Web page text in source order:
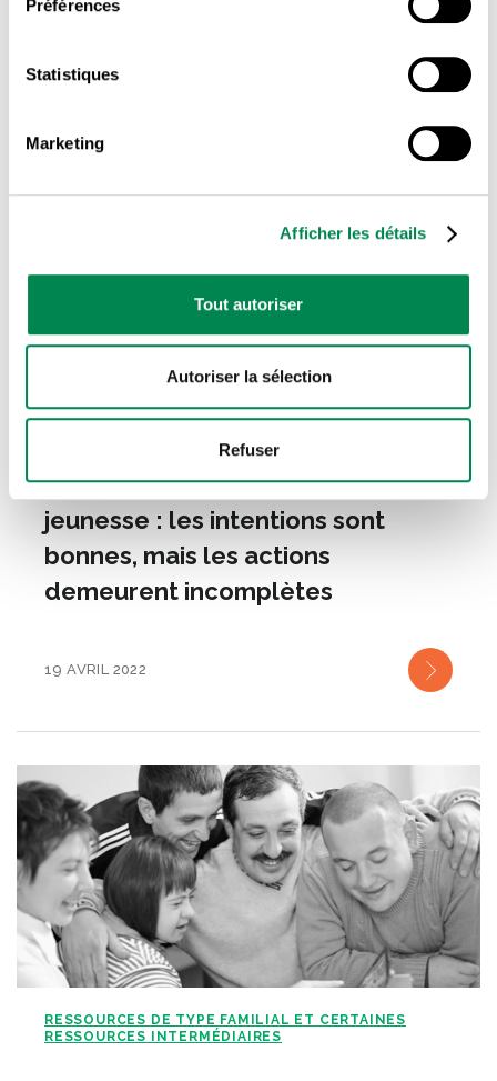
Préférences
Statistiques
Marketing
Afficher les détails
Tout autoriser
Autoriser la sélection
Refuser
LA CENTRALE, RESSOURCES DE TYPE FAMILIAL ET
CERTAINES RESSOURCES INTERMÉDIAIRES
Loi 15 sur la protection de la
jeunesse : les intentions sont
bonnes, mais les actions
demeurent incomplètes
19 AVRIL 2022
RESSOURCES DE TYPE FAMILIAL ET CERTAINES
RESSOURCES INTERMÉDIAIRES